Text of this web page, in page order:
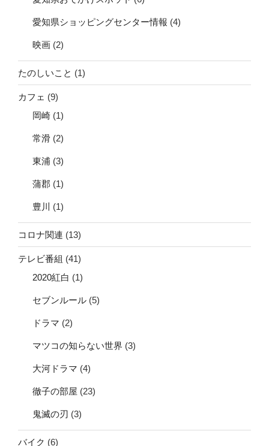
愛知県ショッピングセンター情報 (4)
映画 (2)
たのしいこと (1)
カフェ (9)
岡崎 (1)
常滑 (2)
東浦 (3)
蒲郡 (1)
豊川 (1)
コロナ関連 (13)
テレビ番組 (41)
2020紅白 (1)
セブンルール (5)
ドラマ (2)
マツコの知らない世界 (3)
大河ドラマ (4)
徹子の部屋 (23)
鬼滅の刃 (3)
バイク (6)